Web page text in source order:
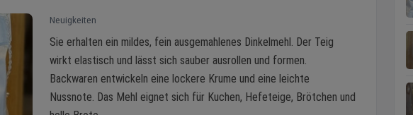
Neuigkeiten
Sie erhalten ein mildes, fein ausgemahlenes Dinkelmehl. Der Teig
wirkt elastisch und lässt sich sauber ausrollen und formen.
Backwaren entwickeln eine lockere Krume und eine leichte
Nussnote. Das Mehl eignet sich für Kuchen, Hefeteige, Brötchen und